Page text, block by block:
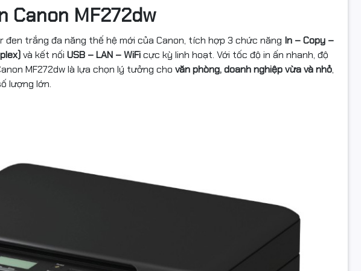
Canon MF272dw
đen trắng đa năng thế hệ mới của Canon, tích hợp 3 chức năng In – Copy –
và kết nối USB – LAN – WiFicực kỳ linh hoạt. Với tốc độ in ấn nhanh, độ
MF272dw là lựa chọn lý tưởng cho văn phòng, doanh nghiệp vừa và nhỏ,
lượng lớn.